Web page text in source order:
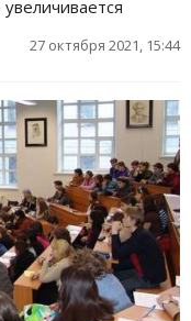
27 октября 2021, 15:44